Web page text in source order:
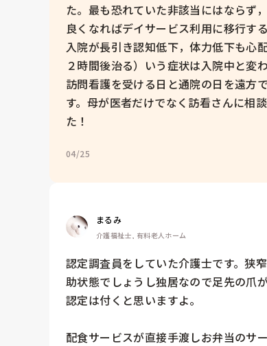
た。最も恐れていた非該当にはならず
良くなればデイサービス利用に移行する
入院が長引き認知低下，体力低下も心
２時間後治る）いう症状は入院中と変
訪問看護を受ける日と通院の日を遠方
す。母が医者だけでなく訪看さんに相
た！
04/25
まるみ
介護福祉士, 有料老人ホーム
認定調査員をしていた介護士です。狭
助状態でしょうし独居なので足先の爪
認定は付くと思いますよ。
配食サービスが直接手渡しお弁当のサ